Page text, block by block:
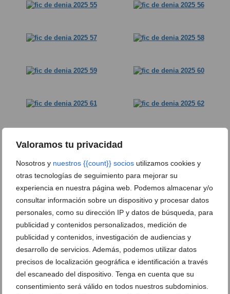
Valoramos tu privacidad
Nosotros y nuestros {{count}} socios utilizamos cookies y
otras tecnologías de seguimiento para mejorar su
experiencia en nuestra página web. Podemos almacenar y/o
consultar información sobre un dispositivo y procesar datos
personales, como su dirección IP y datos de búsqueda, para
publicidad y contenidos personalizados, medición de
publicidad y contenidos, investigación de audiencias y
desarrollo de servicios. Además, podemos utilizar datos
precisos de localización geográfica e identificación a través
del escaneado del dispositivo. Tenga en cuenta que su
consentimiento será válido en todos nuestros subdominios.